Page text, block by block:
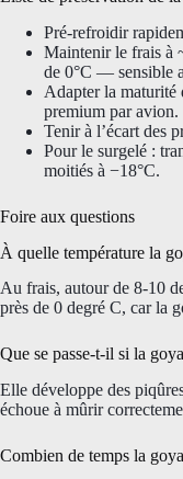
Pré-refroidir
Maintenir le frais à
de 0°C — sensible
Adapter la maturité
premium par avion.
Tenir à l’écart des
Pour le surgelé :
moitiés à −18°C.
Foire aux questions
À quelle température la
Au frais, autour de 8-10
près de 0 degré C, car la
Que se passe-t-il si la
Elle développe des
échoue à mûrir
Combien de temps la